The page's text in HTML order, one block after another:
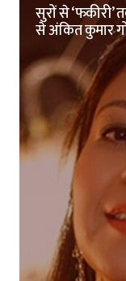
सुरों से
से अंकित कुमार